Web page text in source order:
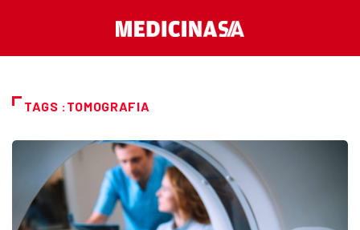
TAGS :TOMOGRAFIA